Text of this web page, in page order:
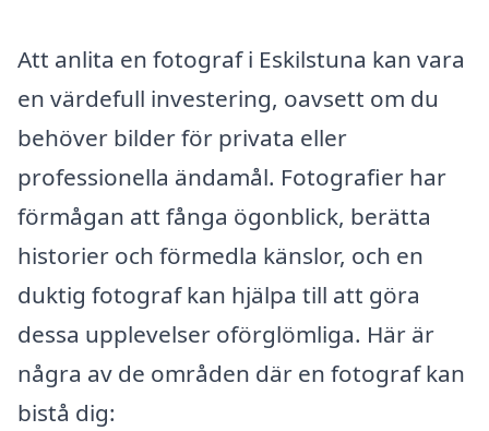
Att anlita en fotograf i Eskilstuna kan vara
en värdefull investering, oavsett om du
behöver bilder för privata eller
professionella ändamål. Fotografier har
förmågan att fånga ögonblick, berätta
historier och förmedla känslor, och en
duktig fotograf kan hjälpa till att göra
dessa upplevelser oförglömliga. Här är
några av de områden där en fotograf kan
bistå dig: